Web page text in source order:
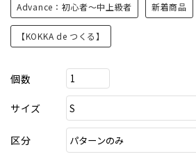
Advance：初心者～中上級者 新着商品
【KOKKA de つくる】
個数
サイズ
区分